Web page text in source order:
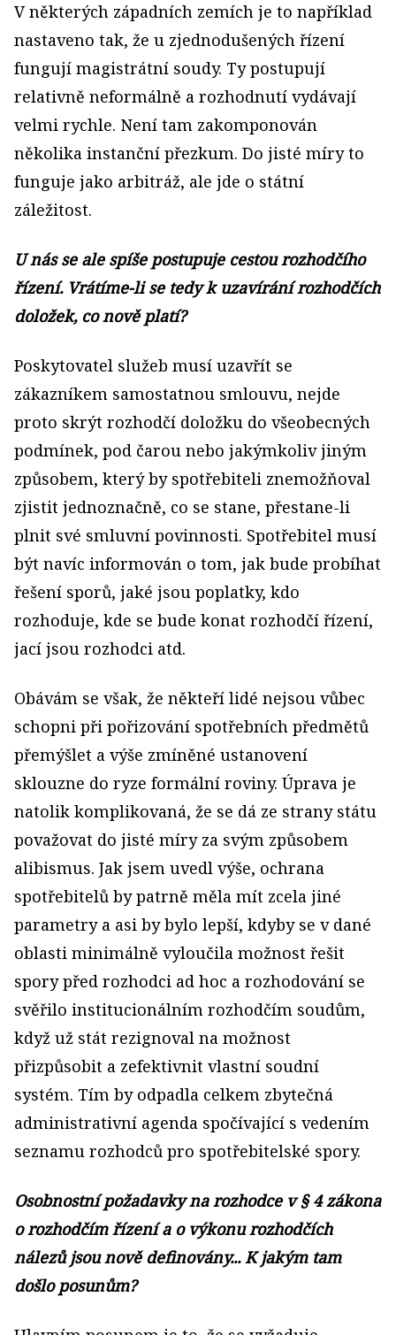
V některých západních zemích je to například
nastaveno tak, že u zjednodušených řízení
fungují magistrátní soudy. Ty postupují
relativně neformálně a rozhodnutí vydávají
velmi rychle. Není tam zakomponován
několika instanční přezkum. Do jisté míry to
funguje jako arbitráž, ale jde o státní
záležitost.
U nás se ale spíše postupuje cestou rozhodčího
řízení. Vrátíme-li se tedy k uzavírání rozhodčích
doložek, co nově platí?
Poskytovatel služeb musí uzavřít se
zákazníkem samostatnou smlouvu, nejde
proto skrýt rozhodčí doložku do všeobecných
podmínek, pod čarou nebo jakýmkoliv jiným
způsobem, který by spotřebiteli znemožňoval
zjistit jednoznačně, co se stane, přestane-li
plnit své smluvní povinnosti. Spotřebitel musí
být navíc informován o tom, jak bude probíhat
řešení sporů, jaké jsou poplatky, kdo
rozhoduje, kde se bude konat rozhodčí řízení,
jací jsou rozhodci atd.
Obávám se však, že někteří lidé nejsou vůbec
schopni při pořizování spotřebních předmětů
přemýšlet a výše zmíněné ustanovení
sklouzne do ryze formální roviny. Úprava je
natolik komplikovaná, že se dá ze strany státu
považovat do jisté míry za svým způsobem
alibismus. Jak jsem uvedl výše, ochrana
spotřebitelů by patrně měla mít zcela jiné
parametry a asi by bylo lepší, kdyby se v dané
oblasti minimálně vyloučila možnost řešit
spory před rozhodci ad hoc a rozhodování se
svěřilo institucionálním rozhodčím soudům,
když už stát rezignoval na možnost
přizpůsobit a zefektivnit vlastní soudní
systém. Tím by odpadla celkem zbytečná
administrativní agenda spočívající s vedením
seznamu rozhodců pro spotřebitelské spory.
Osobnostní požadavky na rozhodce v § 4 zákona
o rozhodčím řízení a o výkonu rozhodčích
nálezů jsou nově definovány... K jakým tam
došlo posunům?